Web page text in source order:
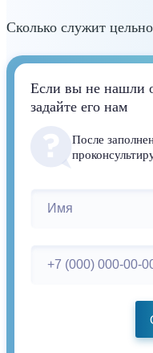
Сколько служит
Если вы не нашли
задайте его нам
После